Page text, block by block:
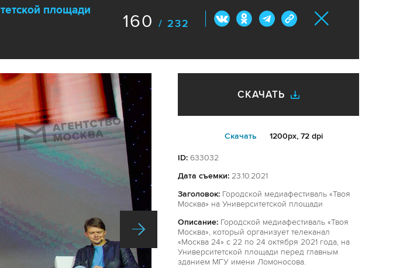
площади
160 / 232
СКАЧАТЬ
Cкачать 1200px, 72 dpi
ID: 633032
Дата съемки: 23.10.2021
Заголовок: Городской медиафестиваль «Твоя
Москва» на Университетской площади
Описание: Городской медиафестиваль «Твоя
Москва», который организует телеканал
«Москва 24» с 22 по 24 октября 2021 года, на
Университетской площади перед главным
зданием МГУ имени Ломоносова.